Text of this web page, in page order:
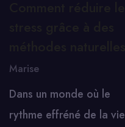
Marise
Dans un monde où le
rythme effréné de la vie